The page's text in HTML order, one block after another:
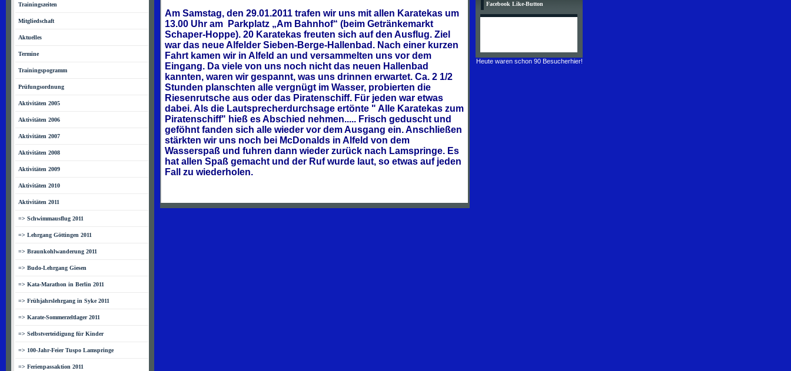
Trainingszeiten
Mitgliedschaft
Aktuelles
Termine
Trainingspogramm
Prüfungsordnung
Aktivitäten 2005
Aktivitäten 2006
Aktivitäten 2007
Aktivitäten 2008
Aktivitäten 2009
Aktivitäten 2010
Aktivitäten 2011
=> Schwimmausflug 2011
=> Lehrgang Göttingen 2011
=> Braunkohlwanderung 2011
=> Budo-Lehrgang Giesen
=> Kata-Marathon in Berlin 2011
=> Frühjahrslehrgang in Syke 2011
=> Karate-Sommerzeltlager 2011
=> Selbstverteidigung für Kinder
=> 100-Jahr-Feier Tuspo Lamspringe
=> Ferienpassaktion 2011
Am Samstag, den 29.01.2011 trafen wir uns mit allen Karatekas um
13.00 Uhr am Parkplatz „Am Bahnhof“ (beim Getränkemarkt
Schaper-Hoppe). 20 Karatekas freuten sich auf den Ausflug. Ziel
war das neue Alfelder Sieben-Berge-Hallenbad. Nach einer kurzen
Fahrt kamen wir in Alfeld an und versammelten uns vor dem
Eingang. Da viele von uns noch nicht das neuen Hallenbad
kannten, waren wir gespannt, was uns drinnen erwartet. Ca. 2 1/2
Stunden planschten alle vergnügt im Wasser, probierten die
Riesenrutsche aus oder das Piratenschiff. Für jeden war etwas
dabei. Als die Lautsprecherdurchsage ertönte " Alle Karatekas zum
Piratenschiff" hieß es Abschied nehmen..... Frisch geduscht und
geföhnt fanden sich alle wieder vor dem Ausgang ein. Anschließen
stärkten wir uns noch bei McDonalds in Alfeld von dem
Wasserspaß und fuhren dann wieder zurück nach Lamspringe. Es
hat allen Spaß gemacht und der Ruf wurde laut, so etwas auf jeden
Fall zu wiederholen.
Facebook Like-Button
Heute waren schon 90 Besucherhier!